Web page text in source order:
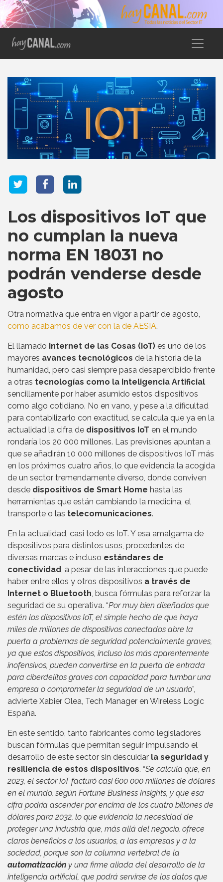
Los dispositivos IoT que
no cumplan la nueva
norma EN 18031 no
podrán venderse desde
agosto
Otra normativa que entra en vigor a partir de agosto,
como acabamos de ver con la de AESIA.
El llamado Internet de las Cosas (IoT) es uno de los
mayores avances tecnológicos de la historia de la
humanidad, pero casi siempre pasa desapercibido frente
a otras tecnologías como la Inteligencia Artificial
sencillamente por haber asumido estos dispositivos
como algo cotidiano. No en vano, y pese a la dificultad
para contabilizarlo con exactitud, se calcula que ya en la
actualidad la cifra de dispositivos IoT en el mundo
rondaría los 20 000 millones. Las previsiones apuntan a
que se añadirán 10 000 millones de dispositivos IoT más
en los próximos cuatro años, lo que evidencia la acogida
de un sector tremendamente diverso, donde conviven
desde dispositivos de Smart Home hasta las
herramientas que están cambiando la medicina, el
transporte o las telecomunicaciones.
En la actualidad, casi todo es IoT. Y esa amalgama de
dispositivos para distintos usos, procedentes de
diversas marcas e incluso estándares de
conectividad , a pesar de las interacciones que puede
haber entre ellos y otros dispositivos a través de
Internet o Bluetooth , busca fórmulas para reforzar la
seguridad de su operativa. “Por muy bien diseñados que
estén los dispositivos IoT, el simple hecho de que haya
miles de millones de dispositivos conectados abre la
puerta a problemas de seguridad potencialmente graves,
ya que estos dispositivos, incluso los más aparentemente
inofensivos, pueden convertirse en la puerta de entrada
para ciberdelitos graves con capacidad para tumbar una
empresa o comprometer la seguridad de un usuario”,
advierte Xabier Olea, Tech Manager en Wireless Logic
España.
En este sentido, tanto fabricantes como legisladores
buscan fórmulas que permitan seguir impulsando el
desarrollo de este sector sin descuidar la seguridad y
resiliencia de estos dispositivos. “Se calcula que, en
2023, el sector IoT facturó casi 600 000 millones de dólares
en el mundo, según Fortune Business Insights, y que esa
cifra podría ascender por encima de los cuatro billones de
dólares para 2032, lo que evidencia la necesidad de
proteger una industria que, más allá del negocio, ofrece
claros beneficios a los usuarios, a las empresas y a la
sociedad, porque son la columna vertebral de la
automatización y una firme aliada del desarrollo de la
inteligencia artificial, que podrá servirse de los datos que